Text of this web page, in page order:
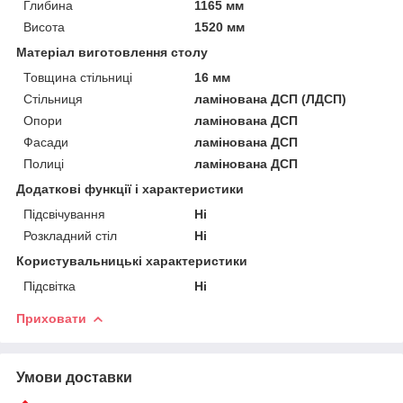
Глибина
1165 мм
Висота
1520 мм
Матеріал виготовлення столу
Товщина стільниці
16 мм
Стільниця
ламінована ДСП (ЛДСП)
Опори
ламінована ДСП
Фасади
ламінована ДСП
Полиці
ламінована ДСП
Додаткові функції і характеристики
Підсвічування
Ні
Розкладний стіл
Ні
Користувальницькі характеристики
Підсвітка
Ні
Приховати
Умови доставки